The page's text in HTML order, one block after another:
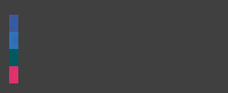
facebook
linkedin